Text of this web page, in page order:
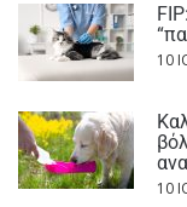
10
10